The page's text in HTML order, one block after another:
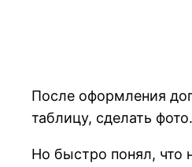
После оформления
таблицу, сделать
Но быстро понял, что